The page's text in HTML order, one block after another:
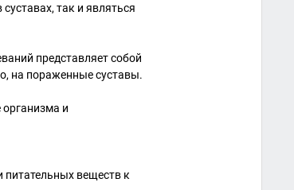
так и являться
представляет собой
на пораженные суставы.
организма и
питательных веществ к